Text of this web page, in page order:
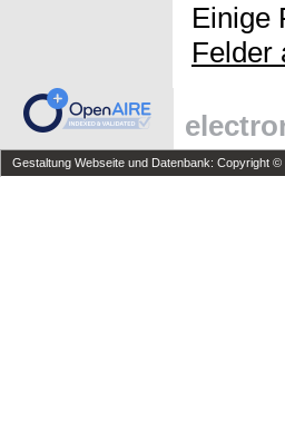
Einige
Felder
Gestaltung Webseite und Datenbank: Copyright